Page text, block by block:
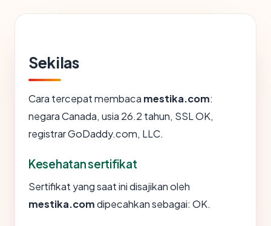
Sekilas
Cara tercepat membaca mestika.com:
negara Canada, usia 26.2 tahun, SSL OK,
registrar GoDaddy.com, LLC.
Kesehatan sertifikat
Sertifikat yang saat ini disajikan oleh
mestika.comdipecahkan sebagai: OK.